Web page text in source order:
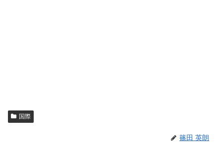
国際
篠田 英朗